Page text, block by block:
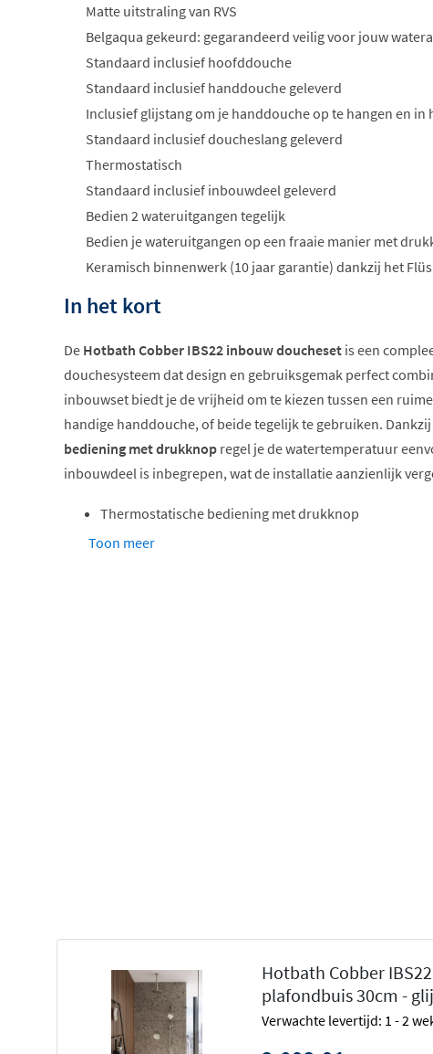
Matte uitstraling van RVS
Belgaqua gekeurd: gegarandeerd veilig voor jouw
Standaard inclusief hoofddouche
Standaard inclusief handdouche geleverd
Inclusief glijstang om je handdouche op te hangen en in
Standaard inclusief doucheslang geleverd
Thermostatisch
Standaard inclusief inbouwdeel geleverd
Bedien 2 wateruitgangen tegelijk
Bedien je wateruitgangen op een fraaie manier met
Keramisch binnenwerk (10 jaar garantie) dankzij het
In het kort
De Hotbath Cobber IBS22 inbouw doucheset is een
douchesysteem dat design en gebruiksgemak perfect
inbouwset biedt je de vrijheid om te kiezen tussen een
handige handdouche, of beide tegelijk te gebruiken.
bediening met drukknop regel je de watertemperatuur
inbouwdeel is inbegrepen, wat de installatie aanzienlijk
Thermostatische bediening met drukknop
Twee uitgangen gelijktijdig bedienbaar
bepaal of je deze liever aan een wandarm of plafondbuis
handdouche is naar wens te kiezen: een ronde 3-standen
in straalsoorten, of een strakke staafhanddouche voor een
Toon meer
Hotbath Cobber
plafondbuis 30cm -
Verwachte levertijd: 1 - 2